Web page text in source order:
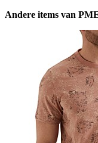
Andere items van